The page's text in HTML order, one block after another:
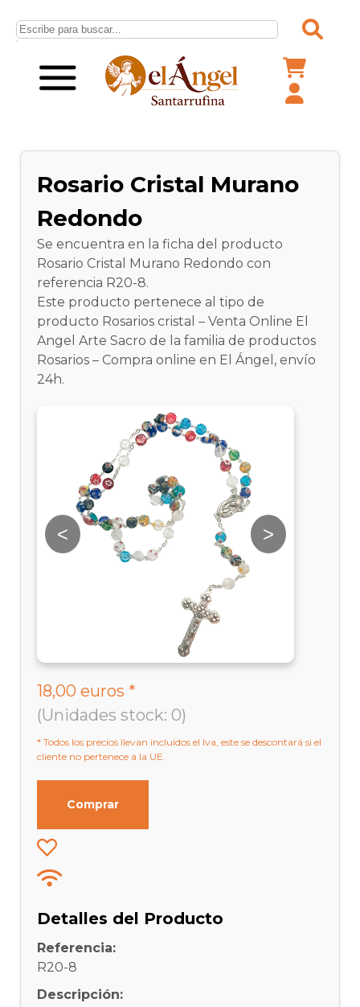
Rosario Cristal Murano
Redondo
Se encuentra en la ficha del producto
Rosario Cristal Murano Redondo con
referencia R20-8.
Este producto pertenece al tipo de
producto Rosarios cristal – Venta Online El
Angel Arte Sacro de la familia de productos
Rosarios – Compra online en El Ángel, envío
24h.
< >
18,00 euros *
(Unidades stock: 0)
* Todos los precios llevan incluidos el Iva, este se descontará si el
cliente no pertenece a la UE.
Comprar
Detalles del Producto
Referencia:
R20-8
Descripción: